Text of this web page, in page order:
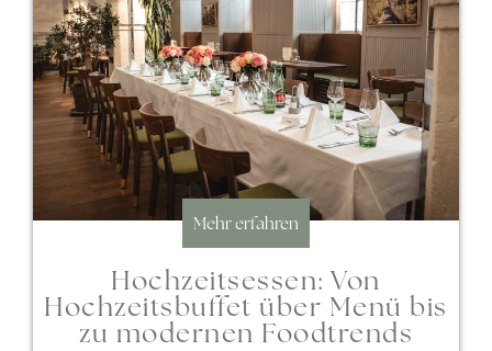
Mehr erfahren
Hochzeitsessen: Von
Hochzeitsbuffet über Menü bis
zu modernen Foodtrends